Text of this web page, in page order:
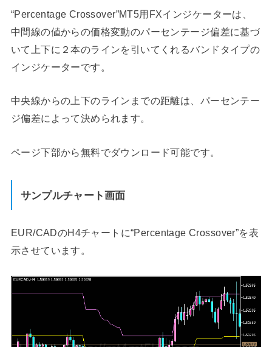
“Percentage Crossover”MT5用FXインジケーターは、
中間線の値からの価格変動のパーセンテージ偏差に基づ
いて上下に２本のラインを引いてくれるバンドタイプの
インジケーターです。
中央線からの上下のラインまでの距離は、パーセンテー
ジ偏差によって決められます。
ページ下部から無料でダウンロード可能です。
サンプルチャート画面
EUR/CADのH4チャートに“Percentage Crossover”を表
示させています。